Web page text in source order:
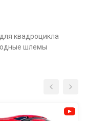
квадроцикла
шлемы